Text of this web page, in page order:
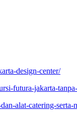
design-center/
futura-jakarta-
alat-catering-